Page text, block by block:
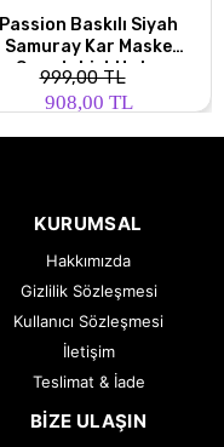
Passion Baskılı Siyah
Samuray Kar Maske
Sweatshirt Hırka
999,00 TL
908,00 TL
KURUMSAL
Hakkımızda
Gizlilik Sözleşmesi
Kullanıcı Sözleşmesi
İletişim
Teslimat & İade
BIZE ULAŞIN